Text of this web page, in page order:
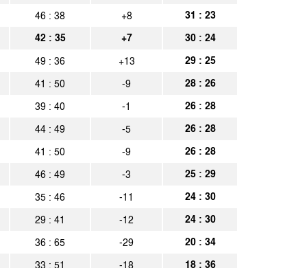
Spielbericht
Spielbericht
Spielbericht
Spielbericht
46 : 38 +8
31 : 23
42 : 35 +7 30 : 24
49 : 36 +13 29 : 25
41 : 50 -9 28 : 26
39 : 40 -1 26 : 28
44 : 49 -5 26 : 28
41 : 50 -9 26 : 28
46 : 49 -3 25 : 29
35 : 46 -11 24 : 30
29 : 41 -12 24 : 30
36 : 65 -29 20 : 34
33 : 51 -18 18 : 36